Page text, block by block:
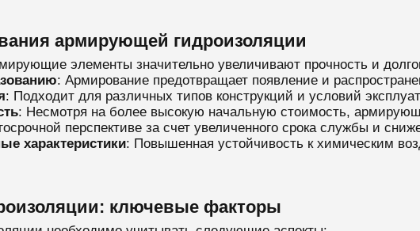
армирующей гидроизоляции
элементы значительно увеличивают прочность и
: Армирование предотвращает появление и
: Подходит для различных типов конструкций и условий
: Несмотря на более высокую начальную стоимость,
перспективе за счет увеличенного срока службы и
характеристики: Повышенная устойчивость к химическим
ключевые факторы